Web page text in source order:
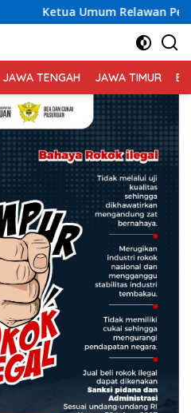
Peduli Rakyat Lintas Batas
JAWA TENGAH JAWA TIMUR